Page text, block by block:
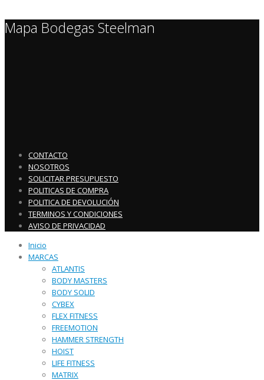
Mapa Bodegas Steelman
CONTACTO
NOSOTROS
SOLICITAR PRESUPUESTO
POLITICAS DE COMPRA
POLITICA DE DEVOLUCIÓN
TERMINOS Y CONDICIONES
AVISO DE PRIVACIDAD
Inicio
MARCAS
ATLANTIS
BODY MASTERS
BODY SOLID
CYBEX
FLEX FITNESS
FREEMOTION
HAMMER STRENGTH
HOIST
LIFE FITNESS
MATRIX